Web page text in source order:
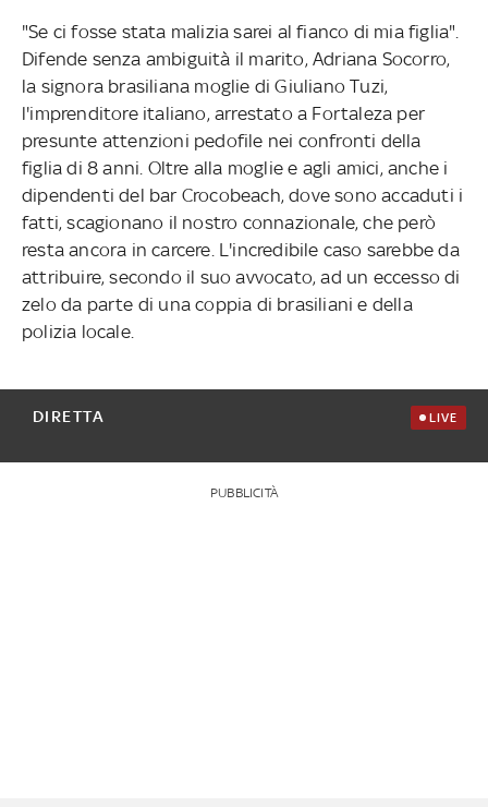
"Se ci fosse stata malizia sarei al fianco di mia figlia".
Difende senza ambiguità il marito, Adriana Socorro,
la signora brasiliana moglie di Giuliano Tuzi,
l'imprenditore italiano, arrestato a Fortaleza per
presunte attenzioni pedofile nei confronti della
figlia di 8 anni. Oltre alla moglie e agli amici, anche i
dipendenti del bar Crocobeach, dove sono accaduti i
fatti, scagionano il nostro connazionale, che però
resta ancora in carcere. L'incredibile caso sarebbe da
attribuire, secondo il suo avvocato, ad un eccesso di
zelo da parte di una coppia di brasiliani e della
polizia locale.
DIRETTA LIVE
PUBBLICITÀ